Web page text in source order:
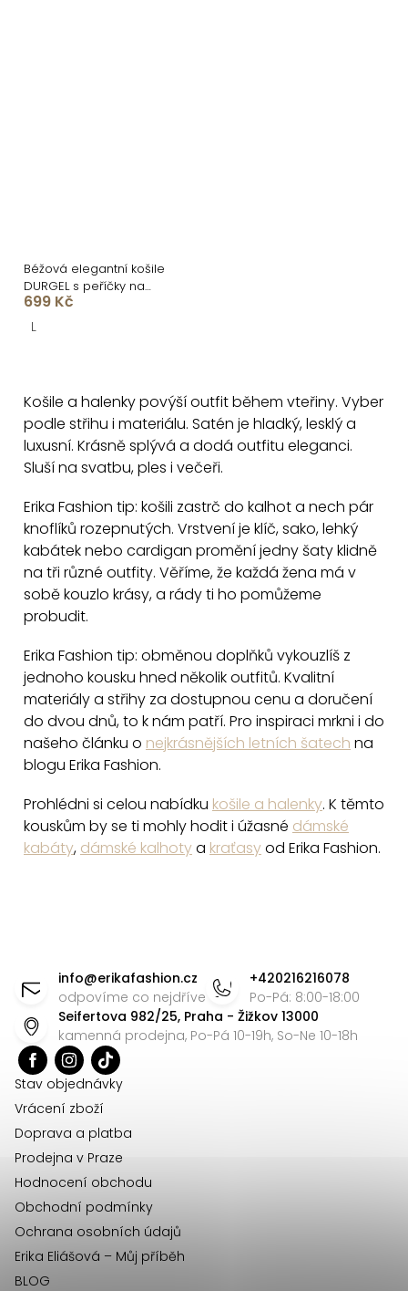
Béžová elegantní košile
DURGEL s peříčky na
rukávech
699 Kč
L
l
á
d
c
í
p
r
v
y
v
ý
p
i
u
Košile a halenky povýší outfit během vteřiny. Vyber
podle střihu i materiálu. Satén je hladký, lesklý a
luxusní. Krásně splývá a dodá outfitu eleganci.
Sluší na svatbu, ples i večeři.
Erika Fashion tip: košili zastrč do kalhot a nech pár
knoflíků rozepnutých. Vrstvení je klíč, sako, lehký
kabátek nebo cardigan promění jedny šaty klidně
na tři různé outfity. Věříme, že každá žena má v
sobě kouzlo krásy, a rády ti ho pomůžeme
probudit.
Erika Fashion tip: obměnou doplňků vykouzlíš z
jednoho kousku hned několik outfitů. Kvalitní
materiály a střihy za dostupnou cenu a doručení
do dvou dnů, to k nám patří. Pro inspiraci mrkni i do
našeho článku o nejkrásnějších letních šatech na
blogu Erika Fashion.
Prohlédni si celou nabídku košile a halenky. K těmto
kouskům by se ti mohly hodit i úžasné dámské
kabáty, dámské kalhotya kraťasyod Erika Fashion.
info@erikafashion.cz
odpovíme co nejdříve
+420216216078
Po-Pá: 8:00-18:00
Seifertova 982/25, Praha - Žižkov 13000
kamenná prodejna, Po-Pá 10-19h, So-Ne 10-18h
Stav objednávky
Vrácení zboží
Doprava a platba
Prodejna v Praze
Hodnocení obchodu
Obchodní podmínky
Ochrana osobních údajů
Erika Eliášová – Můj příběh
BLOG